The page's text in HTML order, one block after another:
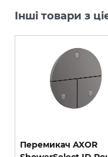
Інші товари з
Перемикач AXOR